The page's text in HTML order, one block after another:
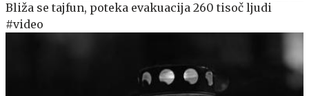
Bliža se tajfun, poteka evakuacija 260 tisoč ljudi
#video